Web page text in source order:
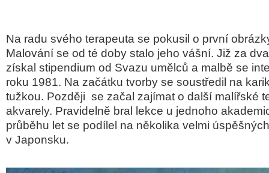
Na radu svého terapeuta se pokusil o první
Malování se od té doby stalo jeho vášní. Již za
získal stipendium od Svazu umělců a malbě se
roku 1981. Na začátku tvorby se soustředil na
tužkou. Později se začal zajímat o další malířské
akvarely. Pravidelně bral lekce u jednoho
průběhu let se podílel na několika velmi
v Japonsku.